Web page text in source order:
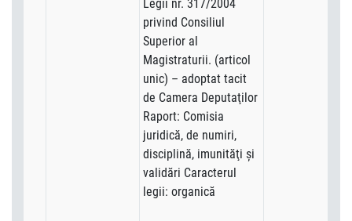
Legii nr. 317/2004
privind Consiliul
Superior al
Magistraturii. (articol
unic) – adoptat tacit
de Camera Deputaţilor
Raport: Comisia
juridică, de numiri,
disciplină, imunităţi şi
validări Caracterul
legii: organică